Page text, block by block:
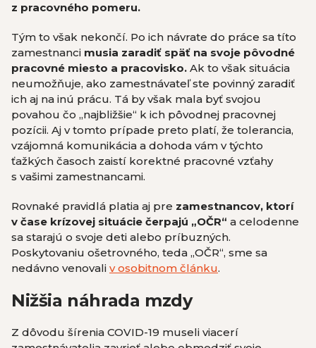
z pracovného pomeru.
Tým to však nekončí. Po ich návrate do práce sa títo
zamestnanci musia zaradiť späť na svoje pôvodné
pracovné miesto a pracovisko. Ak to však situácia
neumožňuje, ako zamestnávateľ ste povinný zaradiť
ich aj na inú prácu. Tá by však mala byť svojou
povahou čo „najbližšie“ k ich pôvodnej pracovnej
pozícii. Aj v tomto prípade preto platí, že tolerancia,
vzájomná komunikácia a dohoda vám v týchto
ťažkých časoch zaistí korektné pracovné vzťahy
s vašimi zamestnancami.
Rovnaké pravidlá platia aj pre zamestnancov, ktorí
v čase krízovej situácie čerpajú „OČR“ a celodenne
sa starajú o svoje deti alebo príbuzných.
Poskytovaniu ošetrovného, teda „OČR“, sme sa
nedávno venovali v osobitnom článku.
Nižšia náhrada mzdy
Z dôvodu šírenia COVID-19 museli viacerí